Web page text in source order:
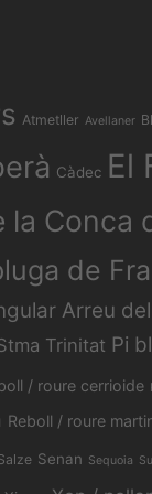
Atmetller Avellaner
Càdec El
la Conca
de
Arreu
Trinitat Pi
/ roure cerrioide
Reboll / roure
Senan Sequoia